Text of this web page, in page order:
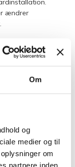
Om
og
medier og til
om
partnere inden
ændrer
luft til luft
mere
højere samlet